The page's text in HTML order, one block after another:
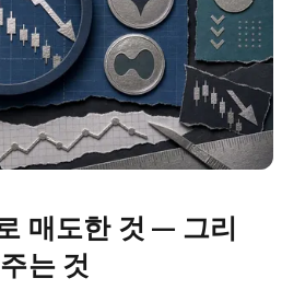
매도한 것 — 그리
는 것